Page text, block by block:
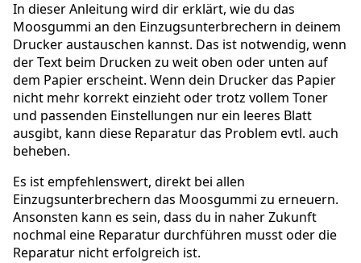
In dieser Anleitung wird dir erklärt, wie du das
Moosgummi an den Einzugsunterbrechern in deinem
Drucker austauschen kannst. Das ist notwendig, wenn
der Text beim Drucken zu weit oben oder unten auf
dem Papier erscheint. Wenn dein Drucker das Papier
nicht mehr korrekt einzieht oder trotz vollem Toner
und passenden Einstellungen nur ein leeres Blatt
ausgibt, kann diese Reparatur das Problem evtl. auch
beheben.
Es ist empfehlenswert, direkt bei allen
Einzugsunterbrechern das Moosgummi zu erneuern.
Ansonsten kann es sein, dass du in naher Zukunft
nochmal eine Reparatur durchführen musst oder die
Reparatur nicht erfolgreich ist.